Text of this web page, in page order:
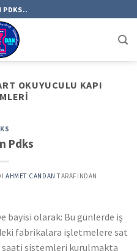
PDKS..
OKUYUCULU KAPI
Pdks
AHMET CANDAN TARAFINDAN
bayisi olarak: Bu günlerde iş
fabrikalara işletmelere sat
sistemleri kurulmakta